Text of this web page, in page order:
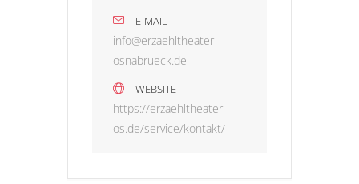
E-MAIL
info@erzaehltheater-
osnabrueck.de
WEBSITE
https://erzaehltheater-
os.de/service/kontakt/